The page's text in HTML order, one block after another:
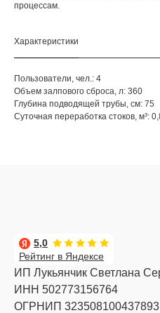
процессам.
Характеристики
Пользователи, чел.: 4
Объем залпового сброса, л: 360
Глубина подводящей трубы, см: 75
Суточная переработка стоков, м³:
Рейтинг в Яндексе
5,0
ИП Лукьянчик Светлана
ИНН 502773156764
ОГРНИП 323508100437893